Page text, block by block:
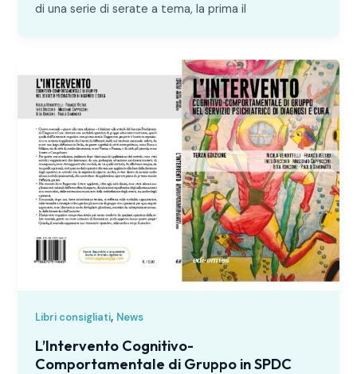
di una serie di serate a tema, la prima il
Libri consigliati, News
L’Intervento Cognitivo-
Comportamentale di Gruppo in SPDC